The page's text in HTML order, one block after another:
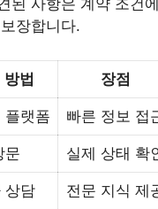
된 사항은 계약 조건
장합니다.
방법 장점
플랫폼 빠른 정보 접
문 실제 상태 확
상담 전문 지식 제